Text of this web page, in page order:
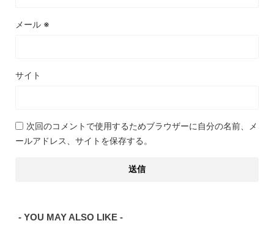
メール ※
サイト
次回のコメントで使用するためブラウザーに自分の名前、メ
ールアドレス、サイトを保存する。
- YOU MAY ALSO LIKE -